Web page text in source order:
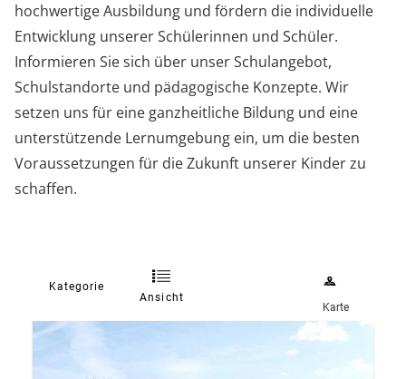
hochwertige Ausbildung und fördern die individuelle
Entwicklung unserer Schülerinnen und Schüler.
Informieren Sie sich über unser Schulangebot,
Schulstandorte und pädagogische Konzepte. Wir
setzen uns für eine ganzheitliche Bildung und eine
unterstützende Lernumgebung ein, um die besten
Voraussetzungen für die Zukunft unserer Kinder zu
schaffen.
Kategorie
Ansicht
Karte